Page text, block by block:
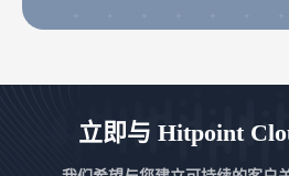
立即与 Hitpoint